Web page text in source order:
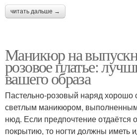
читать дальше →
Маникюр на
розовое платье:
вашего образа
Пастельно-розовый наряд хорошо
светлым маникюром,
нюд. Если предпочтение отдаётся
покрытию, то ногти должны иметь